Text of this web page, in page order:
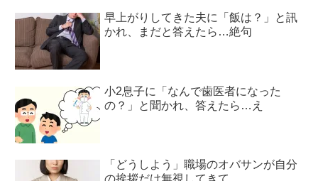
早上がりしてきた夫に「飯は？」と訊
かれ、まだと答えたら…絶句
小2息子に「なんで歯医者になった
の？」と聞かれ、答えたら…え
「どうしよう」職場のオバサンが自分
の挨拶だけ無視してきて…